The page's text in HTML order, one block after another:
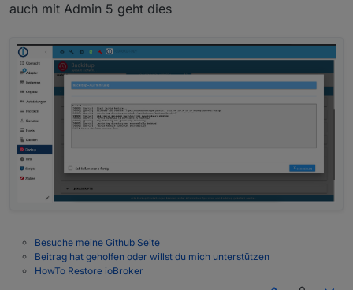
auch mit Admin 5 geht dies
Besuche meine Github Seite
Beitrag hat geholfen oder willst du mich unterstützen
HowTo Restore ioBroker